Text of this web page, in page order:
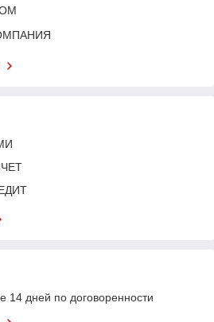
14 дней по договоренности